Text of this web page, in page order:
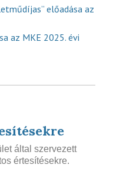
előadása az
az MKE 2025. évi
által szervezett
értesítésekre.